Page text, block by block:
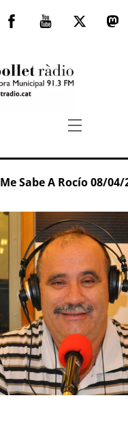
Facebook
You
Twitter
Menu
Me Sabe A Rocío 08/04/